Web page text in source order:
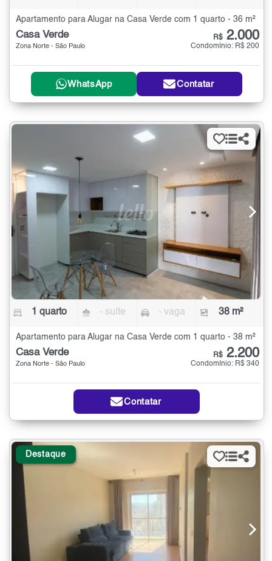
Apartamento para Alugar na Casa Verde com 1 quarto - 36 m²
Casa Verde
Zona Norte - São Paulo
R$ 2.000
Condomínio: R$ 200
WhatsApp Contatar
1 quarto - suíte - vaga 38 m²
Apartamento para Alugar na Casa Verde com 1 quarto - 38 m²
Casa Verde
Zona Norte - São Paulo
R$ 2.200
Condomínio: R$ 340
Contatar
Destaque